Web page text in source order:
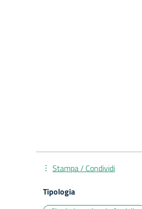
Stampa / Condividi
Tipologia